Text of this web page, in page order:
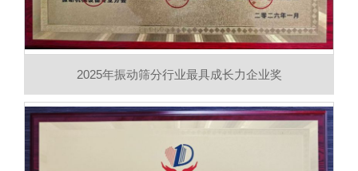
2025年振动筛分行业最具成长力企业奖